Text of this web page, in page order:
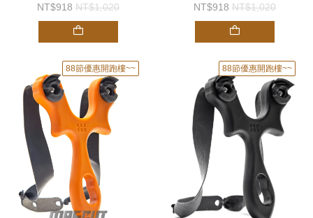
918 1,020 918 1,020
88節優惠開跑樓~~ 88節優惠開跑樓~~